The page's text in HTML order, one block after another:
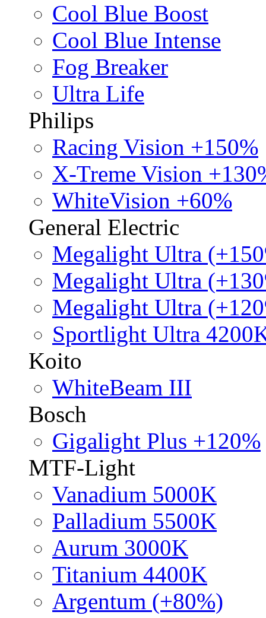
Cool Blue Boost
Cool Blue Intense
Fog Breaker
Ultra Life
Philips
Racing Vision +150%
X-Treme Vision
WhiteVision +60%
General Electric
Megalight Ultra
Megalight Ultra
Megalight Ultra
Sportlight Ultra
Koito
WhiteBeam III
Bosch
Gigalight Plus +120%
MTF-Light
Vanadium 5000K
Palladium 5500K
Aurum 3000K
Titanium 4400K
Argentum (+80%)